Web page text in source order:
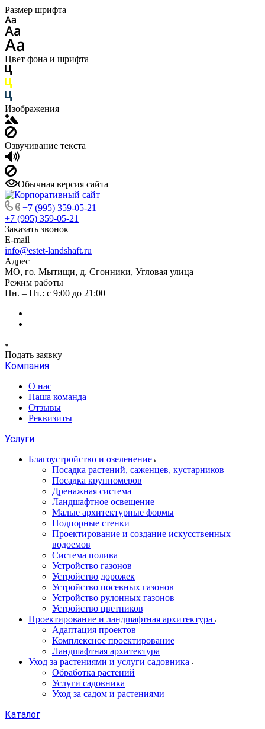
Размер шрифта
Цвет фона и шрифта
Изображения
Озвучивание текста
Обычная версия сайта
+7 (995) 359-05-21
+7 (995) 359-05-21
Заказать звонок
E-mail
info@estet-landshaft.ru
Адрес
МО, го. Мытищи, д. Сгонники, Угловая улица
Режим работы
Пн. – Пт.: с 9:00 до 21:00
Подать заявку
Компания
О нас
Наша команда
Отзывы
Реквизиты
Услуги
Благоустройство и озеленение
Посадка растений, саженцев, кустарников
Посадка крупномеров
Дренажная система
Ландшафтное освещение
Малые архитектурные формы
Подпорные стенки
Проектирование и создание искусственных
водоемов
Система полива
Устройство газонов
Устройство дорожек
Устройство посевных газонов
Устройство рулонных газонов
Устройство цветников
Проектирование и ландшафтная архитектура
Адаптация проектов
Комплексное проектирование
Ландшафтная архитектура
Уход за растениями и услуги садовника
Обработка растений
Услуги садовника
Уход за садом и растениями
Каталог